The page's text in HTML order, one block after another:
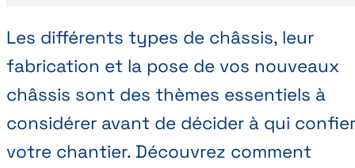
Les différents types de châssis, leur
fabrication et la pose de vos nouveaux
châssis sont des thèmes essentiels à
considérer avant de décider à qui confier
votre chantier. Découvrez comment